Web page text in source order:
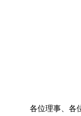
各位理事、各